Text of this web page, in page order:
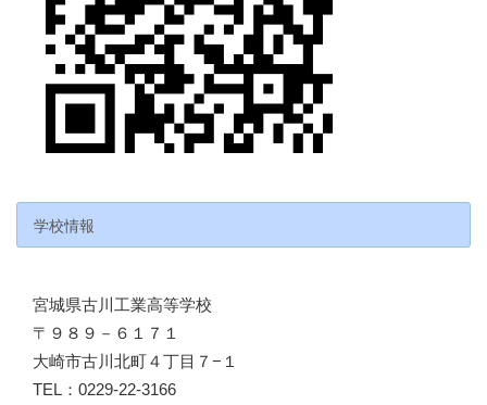
学校情報
宮城県古川工業高等学校
〒９８９－６１７１
大崎市古川北町４丁目７−１
TEL：0229-22-3166